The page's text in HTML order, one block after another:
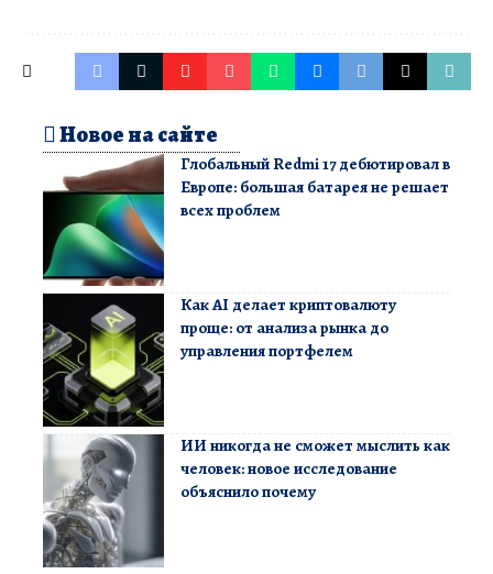
Новое на сайте
Глобальный Redmi 17 дебютировал в
Европе: большая батарея не решает
всех проблем
Как AI делает криптовалюту
проще: от анализа рынка до
управления портфелем
ИИ никогда не сможет мыслить как
человек: новое исследование
объяснило почему